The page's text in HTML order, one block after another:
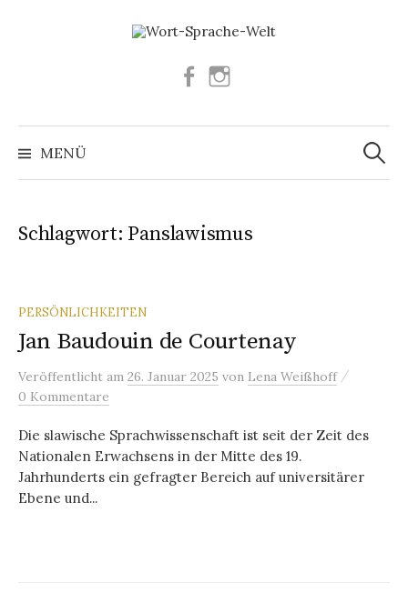
Facebook
MENÜ
Suchen
nach:
Schlagwort: Panslawismus
PERSÖNLICHKEITEN
Jan Baudouin de Courtenay
Veröffentlicht am 26. Januar 2025 von Lena Weißhoff /
0 Kommentare
Die slawische Sprachwissenschaft ist seit der Zeit des
Nationalen Erwachsens in der Mitte des 19.
Jahrhunderts ein gefragter Bereich auf universitärer
Ebene und...